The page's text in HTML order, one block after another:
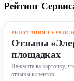
Рейтинг
РЕПУТАЦИЯ
Отзывы
площадках
Нажмите на карточку,
отзывы клиентов.